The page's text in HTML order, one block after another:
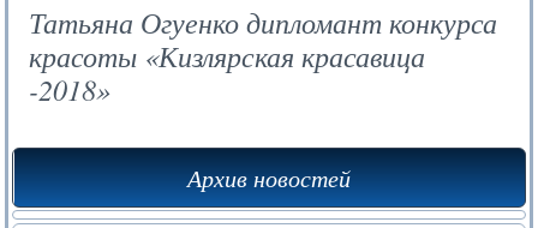
Татьяна Огуенко дипломант конкурса
красоты «Кизлярская красавица
-2018»
Архив новостей